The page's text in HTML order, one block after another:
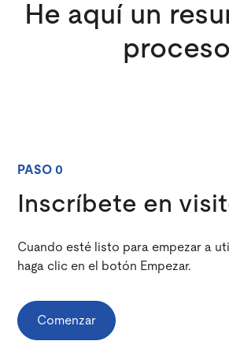
He aquí un
proceso
PASO 0
Inscríbete en
Cuando esté listo para empezar a
haga clic en el botón Empezar.
Comenzar